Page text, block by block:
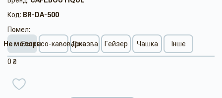
Код: BR-DA-500
Помел:
Не молоти
Еспресо-кавоварка
Джезва Гейзер Чашка Інше
0 ₴